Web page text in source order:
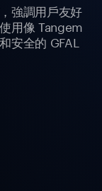
強調用戶友好
用像 Tangem
安全的 GFAL